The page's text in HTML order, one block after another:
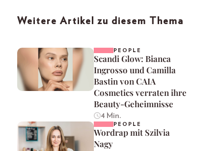
Weitere Artikel zu diesem Thema
PEOPLE
Scandi Glow: Bianca
Ingrosso und Camilla
Bastin von CAIA
Cosmetics verraten ihre
Beauty-Geheimnisse
4 Min.
PEOPLE
Wordrap mit Szilvia
Nagy